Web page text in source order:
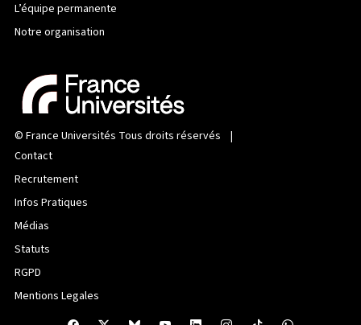
L’équipe permanente
Notre organisation
© France Universités Tous droits réservés |
Contact
Recrutement
Infos Pratiques
Médias
Statuts
RGPD
Mentions Legales